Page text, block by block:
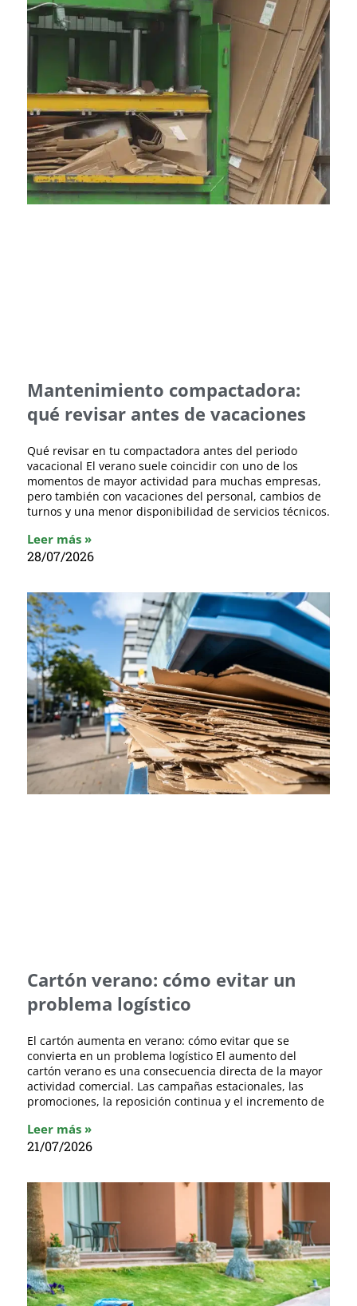
Mantenimiento compactadora:
qué revisar antes de vacaciones
Qué revisar en tu compactadora antes del periodo
vacacional El verano suele coincidir con uno de los
momentos de mayor actividad para muchas empresas,
pero también con vacaciones del personal, cambios de
turnos y una menor disponibilidad de servicios técnicos.
Leer más »
28/07/2026
Cartón verano: cómo evitar un
problema logístico
El cartón aumenta en verano: cómo evitar que se
convierta en un problema logístico El aumento del
cartón verano es una consecuencia directa de la mayor
actividad comercial. Las campañas estacionales, las
promociones, la reposición continua y el incremento de
Leer más »
21/07/2026